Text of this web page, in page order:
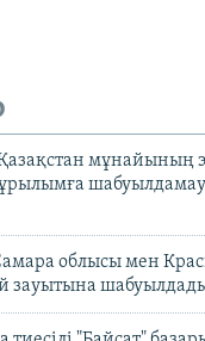
мұнайының
облысы мен
зауытына